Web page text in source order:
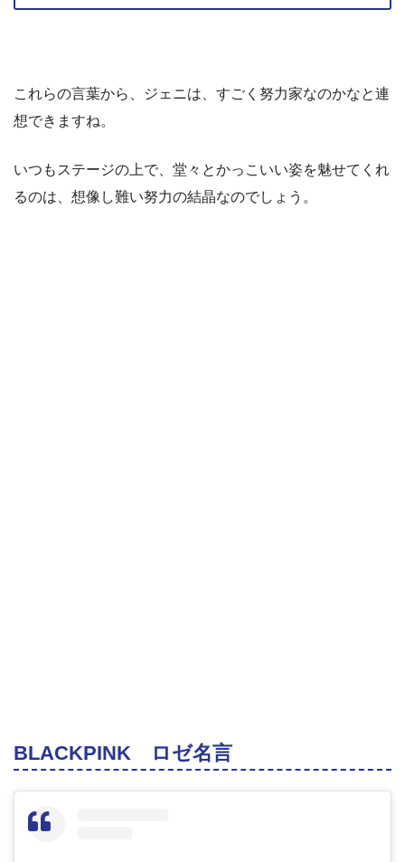
これらの言葉から、ジェニは、すごく努力家なのかなと連
想できますね。
いつもステージの上で、堂々とかっこいい姿を魅せてくれ
るのは、想像し難い努力の結晶なのでしょう。
BLACKPINK ロゼ名言